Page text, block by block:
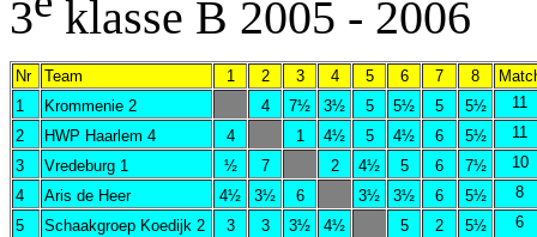
3 klasse B 2005 - 2006
Nr Team 1 2 3 4 5 6 7 8
1
Krommenie 2 4 7½ 3½ 5 5½ 5 5½
11
2
HWP Haarlem 4 4 1 4½ 5 4½ 6 5½
11
3
Vredeburg 1 ½ 7 2 4½ 5 6 7½
10
4
Aris de Heer 4½ 3½ 6 3½ 3½ 6 5½
8
5
Schaakgroep Koedijk 2 3 3 3½ 4½ 5 2 5½
6